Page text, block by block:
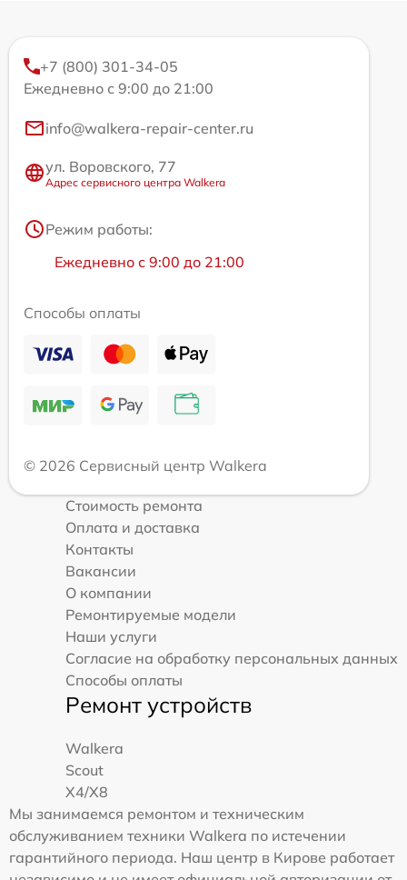
+7 (800) 301-34-05
Ежедневно с 9:00 до 21:00
info@walkera-repair-center.ru
ул. Воровского, 77
Адрес сервисного центра Walkera
Режим работы:
Ежедневно с 9:00 до 21:00
Способы оплаты
© 2026 Сервисный центр Walkera
Стоимость ремонта
Оплата и доставка
Контакты
Вакансии
О компании
Ремонтируемые модели
Наши услуги
Согласие на обработку персональных данных
Способы оплаты
Ремонт устройств
Walkera
Scout
X4/X8
Мы занимаемся ремонтом и техническим
обслуживанием техники Walkera по истечении
гарантийного периода. Наш центр в Кирове работает